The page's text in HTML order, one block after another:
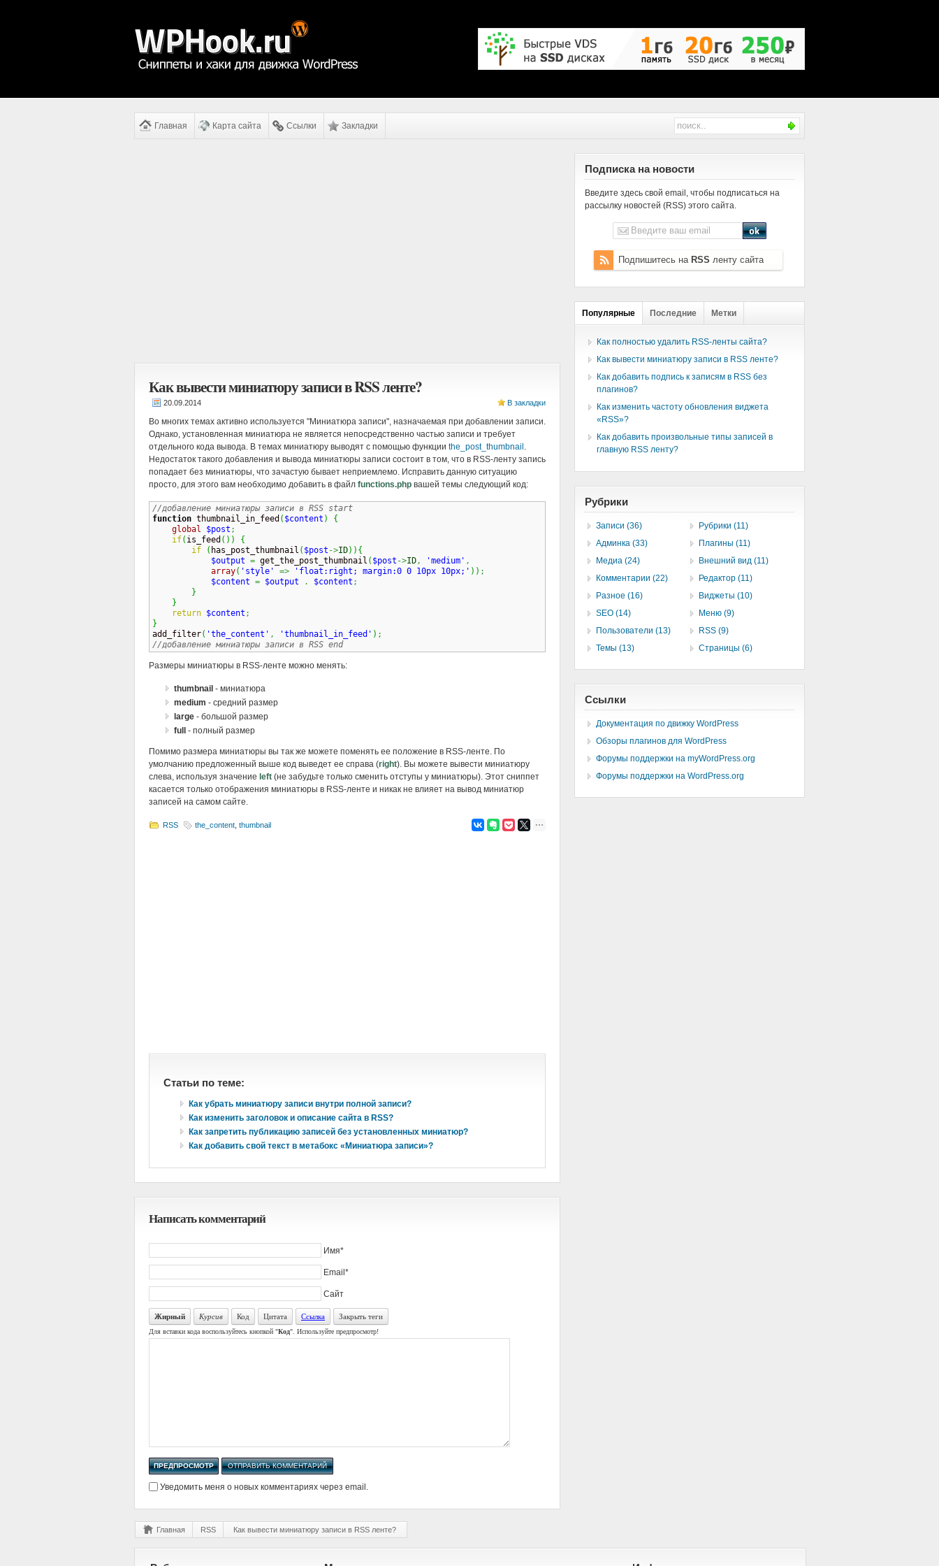
Главная Карта сайта Ссылки Закладки
Как вывести миниатюру записи в RSS ленте?
В закладки
Во многих темах активно используется "Миниатюра записи", назначаемая при добавлении записи.
Однако, установленная миниатюра не является непосредственно частью записи и требует
отдельного кода вывода. В темах миниатюру выводят с помощью функции the_post_thumbnail .
Недостаток такого добавления и вывода миниатюры записи состоит в том, что в RSS-ленту запись
попадает без миниатюры, что зачастую бывает неприемлемо. Исправить данную ситуацию
просто, для этого вам необходимо добавить в файл functions.php вашей темы следующий код:
//добавление миниатюры записи в RSS start
function thumbnail_in_feed ( $content )
{
global
$post ;
if( is_feed ( ) )
{
if
( has_post_thumbnail ( $post ->ID) ) {
$output = get_the_post_thumbnail ( $post ->ID, 'medium' ,
array( 'style' => 'float:right; margin:0 0 10px 10px;' ) ) ;
$content = $output . $content ;
}
}
return $content ;
}
add_filter( 'the_content' , 'thumbnail_in_feed' ) ;
//добавление миниатюры записи в RSS end
Размеры миниатюры в RSS-ленте можно менять:
thumbnail - миниатюра
medium - средний размер
large - большой размер
full
- полный размер
Помимо размера миниатюры вы так же можете поменять ее положение в RSS-ленте. По
умолчанию предложенный выше код выведет ее справа (right). Вы можете вывести миниатюру
слева, используя значение left (не забудьте только сменить отступы у миниатюры). Этот сниппет
касается только отображения миниатюры в RSS-ленте и никак не влияет на вывод миниатюр
записей на самом сайте.
RSS the_content thumbnail
Статьи по теме:
Как убрать миниатюру записи внутри полной записи?
Как изменить заголовок и описание сайта в RSS?
Как запретить публикацию записей без установленных миниатюр?
Как добавить свой текст в метабокс «Миниатюра записи»?
Написать комментарий
Имя*
Email*
Сайт
Жирный Курсив Код Цитата Ссылка Закрыть теги
Для вставки кода воспользуйтесь кнопкой "Код". Используйте предпросмотр!
Уведомить меня о новых комментариях через email.
Главная RSS Как вывести миниатюру записи в RSS ленте?
Подписка на новости
Введите здесь свой email, чтобы подписаться на
рассылку новостей (RSS) этого сайта.
Подпишитесь на RSS ленту сайта
Популярные Последние Метки
Как полностью удалить RSS-ленты сайта?
Как вывести миниатюру записи в RSS ленте?
Как добавить подпись к записям в RSS без
плагинов?
Как изменить частоту обновления виджета
«RSS»?
Как добавить произвольные типы записей в
главную RSS ленту?
Рубрики
Записи (36)
Админка (33)
Медиа (24)
Комментарии (22)
Разное (16)
SEO (14)
Пользователи (13)
Темы (13)
Рубрики (11)
Плагины (11)
Внешний вид (11)
Редактор (11)
Виджеты (10)
Меню (9)
RSS (9)
Страницы (6)
Ссылки
Документация по движку WordPress
Обзоры плагинов для WordPress
Форумы поддержки на myWordPress.org
Форумы поддержки на WordPress.org